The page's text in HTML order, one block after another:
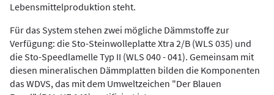
Lebensmittelproduktion steht.
Für das System stehen zwei mögliche Dämmstoffe zur
Verfügung: die Sto-Steinwolleplatte Xtra 2/B (WLS 035) und
die Sto-Speedlamelle Typ II (WLS 040 - 041). Gemeinsam mit
diesen mineralischen Dämmplatten bilden die Komponenten
das WDVS, das mit dem Umweltzeichen "Der Blauen